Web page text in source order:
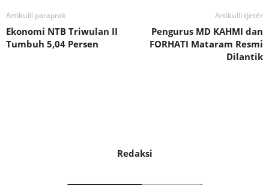
Artikulli paraprak
Ekonomi NTB Triwulan II
Tumbuh 5,04 Persen
Artikulli tjetër
Pengurus MD KAHMI dan
FORHATI Mataram Resmi
Dilantik
Redaksi